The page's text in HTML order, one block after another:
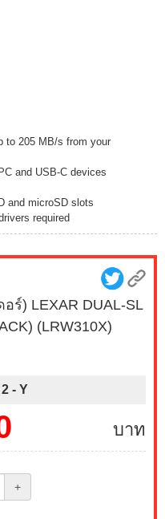
to 205 MB/s from your
and USB-C devices
and microSD slots
required
ร์) LEXAR DUAL-SL
(LRW310X)
- Y
บาท
+